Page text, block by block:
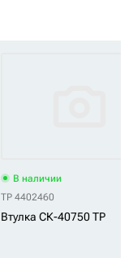
В наличии
TP 4402460
Втулка СК-40750 TP